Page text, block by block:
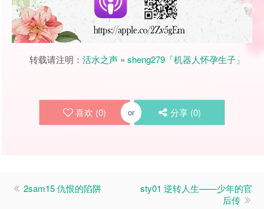
转载请注明： 活水之声 » sheng279「机器人怀孕生子」
喜欢 (0) or 分享 (0)
2sam15 仇恨的陷阱
sty01 逆转人生——少年的官
后传